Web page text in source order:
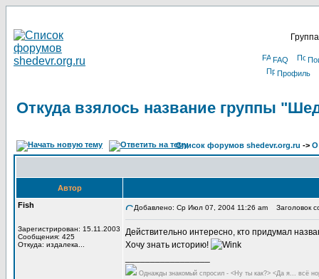
FAQ
Профиль
Откуда взялось название группы
Список форумов shedevr.org.ru -> О
Автор
Fish
Зарегистрирован: 15.11.2003
Сообщения: 425
Откуда: издалека...
Добавлено: Ср Июл 07, 2004 11:26 am Заголовок
Действительно интересно, кто придумал
Хочу знать историю!
Однажды знакомый спросил - <Ну ты как?> <Да я... всё